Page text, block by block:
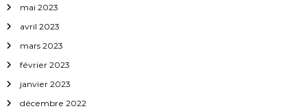
e
mai 2023
avril 2023
mars 2023
février 2023
janvier 2023
décembre 2022